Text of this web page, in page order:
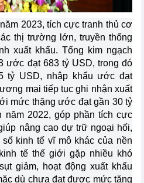
2023, tích cực tranh thủ cơ
thị trường lớn, truyền thống
xuất khẩu. Tổng kim ngạch
ước đạt 683 tỷ USD, trong đó
tỷ USD, nhập khẩu ước đạt
mại tiếp tục ghi nhận xuất
mức thặng ước đạt gần 30 tỷ
năm 2022, góp phần tích cực
nâng cao dự trữ ngoại hối,
kinh tế vĩ mô khác của nền
tế thế giới gặp nhiều khó
giảm, hoạt động xuất khẩu
dù chưa đạt được mức tăng